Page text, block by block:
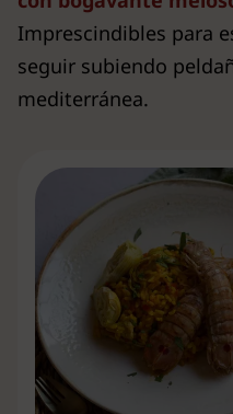
Imprescindibles para
seguir subiendo
mediterránea.